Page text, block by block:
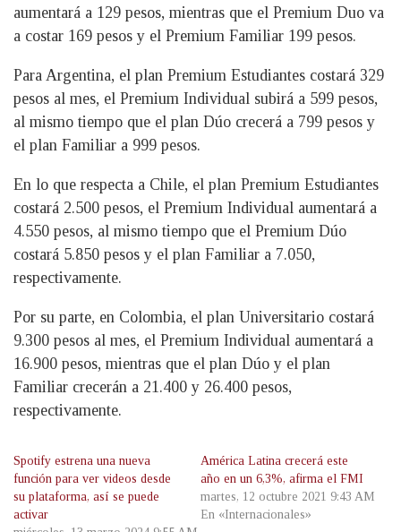
aumentará a 129 pesos, mientras que el Premium Duo va
a costar 169 pesos y el Premium Familiar 199 pesos.
Para Argentina, el plan Premium Estudiantes costará 329
pesos al mes, el Premium Individual subirá a 599 pesos,
al mismo tiempo que el plan Dúo crecerá a 799 pesos y
el plan Familiar a 999 pesos.
En lo que respecta a Chile, el plan Premium Estudiantes
costará 2.500 pesos, el Premium Individual aumentará a
4.550 pesos, al mismo tiempo que el Premium Dúo
costará 5.850 pesos y el plan Familiar a 7.050,
respectivamente.
Por su parte, en Colombia, el plan Universitario costará
9.300 pesos al mes, el Premium Individual aumentará a
16.900 pesos, mientras que el plan Dúo y el plan
Familiar crecerán a 21.400 y 26.400 pesos,
respectivamente.
Spotify estrena una nueva
función para ver videos desde
su plataforma, así se puede
activar
América Latina crecerá este
año en un 6,3%, afirma el FMI
martes, 12 octubre 2021 9:43 AM
En «Internacionales»